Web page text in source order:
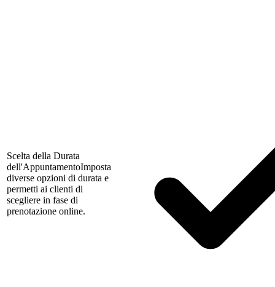
Scelta della Durata
dell'AppuntamentoImposta
diverse opzioni di durata e
permetti ai clienti di
scegliere in fase di
prenotazione online.